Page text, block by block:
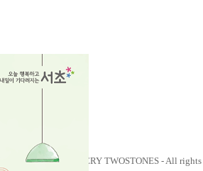
Previous
Next
GALLERY TWOSTONES - All